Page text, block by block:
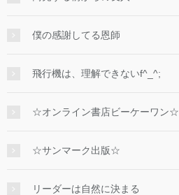
僕の感謝してる恩師
飛行機は、理解できないf^_^;
☆オンライン書店ビーケーワン☆
☆サンマーク出版☆
リーダーは自然に決まる